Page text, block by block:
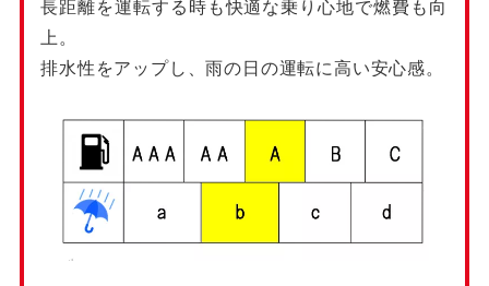
長距離を運転する時も快適な乗り心地で燃費も向
上。
排水性をアップし、雨の日の運転に高い安心感。